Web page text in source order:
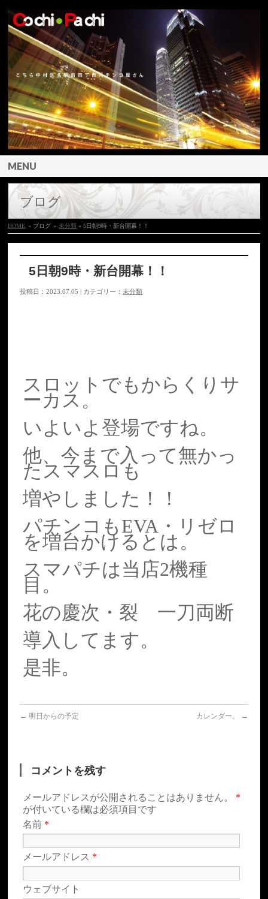
MENU
ブログ
HOME » ブログ »未分類 » 5日朝9時・新台開幕！！
5日朝9時・新台開幕！！
投稿日：2023.07.05 | カテゴリー：未分類
スロットでもからくりサ
ーカス。
いよいよ登場ですね。
他、今まで入って無かっ
たスマスロも
増やしました！！
パチンコもEVA・リゼロ
を増台かけるとは。
スマパチは当店2機種
目。
花の慶次・裂 一刀両断
導入してます。
是非。
← 明日からの予定 カレンダー。 →
コメントを残す
メールアドレスが公開されることはありません。 *
が付いている欄は必須項目です
名前 *
メールアドレス *
ウェブサイト